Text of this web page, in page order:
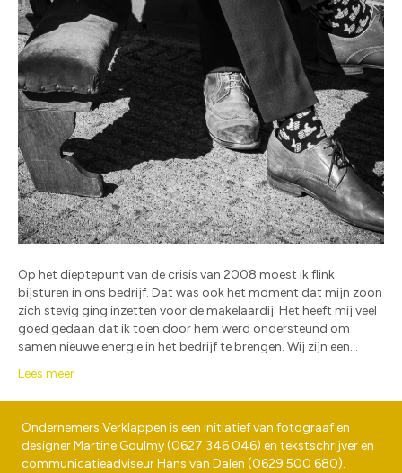
Op het dieptepunt van de crisis van 2008 moest ik flink
bijsturen in ons bedrijf. Dat was ook het moment dat mijn zoon
zich stevig ging inzetten voor de makelaardij. Het heeft mij veel
goed gedaan dat ik toen door hem werd ondersteund om
samen nieuwe energie in het bedrijf te brengen. Wij zijn een…
Lees meer
Ondernemers Verklappen is een initiatief van fotograaf en
designerMartine Goulmy(0627 346 046) en tekstschrijver en
communicatieadviseurHans van Dalen (0629 500 680).